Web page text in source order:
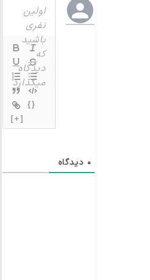
{}
[+]
0 دیدگاه